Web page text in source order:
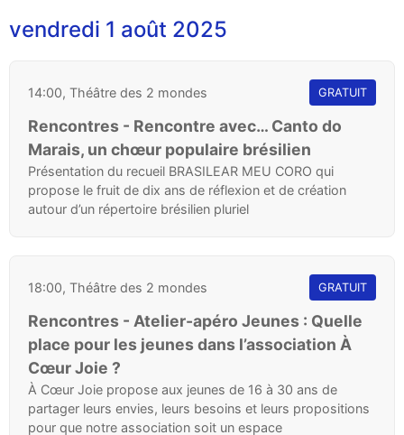
vendredi 1 août 2025
14:00, Théâtre des 2 mondes GRATUIT
Rencontres - Rencontre avec… Canto do
Marais, un chœur populaire brésilien
Présentation du recueil BRASILEAR MEU CORO qui
propose le fruit de dix ans de réflexion et de création
autour d’un répertoire brésilien pluriel
18:00, Théâtre des 2 mondes GRATUIT
Rencontres - Atelier-apéro Jeunes : Quelle
place pour les jeunes dans l’association À
Cœur Joie ?
À Cœur Joie propose aux jeunes de 16 à 30 ans de
partager leurs envies, leurs besoins et leurs propositions
pour que notre association soit un espace